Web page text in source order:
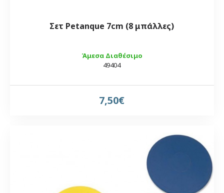
Άμεσα Διαθέσιμο
49404
Σετ Petanque 7cm (8 μπάλλες)
7,50€